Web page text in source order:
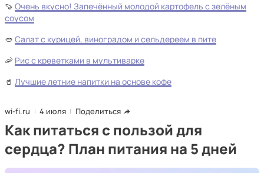
🍠 Очень вкусно! Запечённый молодой картофель с зелёным
соусом
🥙 Салат с курицей, виноградом и сельдереем в пите
🦐 Рис с креветками в мультиварке
🥤 Лучшие летние напитки на основе кофе
wi-fi.ru 4 июля Поделиться
Как питаться с пользой для
сердца? План питания на 5 дней